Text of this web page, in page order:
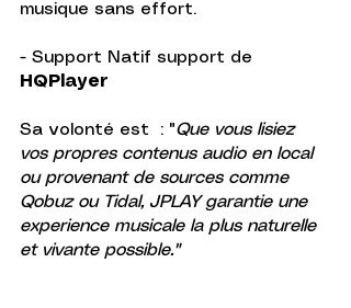
musique sans effort.
- Support Natif support de
HQPlayer
Sa volonté est  : "Que vous lisiez
vos propres contenus audio en local
ou provenant de sources comme
Qobuz ou Tidal, JPLAY garantie une
experience musicale la plus naturelle
et vivante possible."